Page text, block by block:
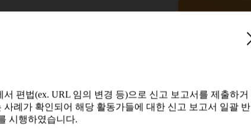
서 편법(ex. URL 임의 변경 등)으로 신고 보고서를 제출하거
사례가 확인되어 해당 활동가들에 대한 신고 보고서 일괄 반
서 편법(ex. URL 임의 변경 등)으로 신고 보고서를 제출하거
사례가 확인되어 해당 활동가들에 대한 신고 보고서 일괄 반
시행하였습니다.